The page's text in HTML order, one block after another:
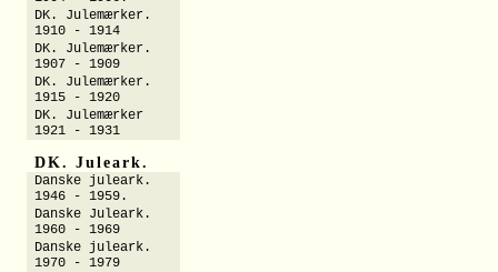
DK. Julemærker.
1910 - 1914
DK. Julemærker.
1907 - 1909
DK. Julemærker.
1915 - 1920
DK. Julemærker
1921 - 1931
DK. Juleark.
Danske juleark.
1946 - 1959.
Danske Juleark.
1960 - 1969
Danske juleark.
1970 - 1979